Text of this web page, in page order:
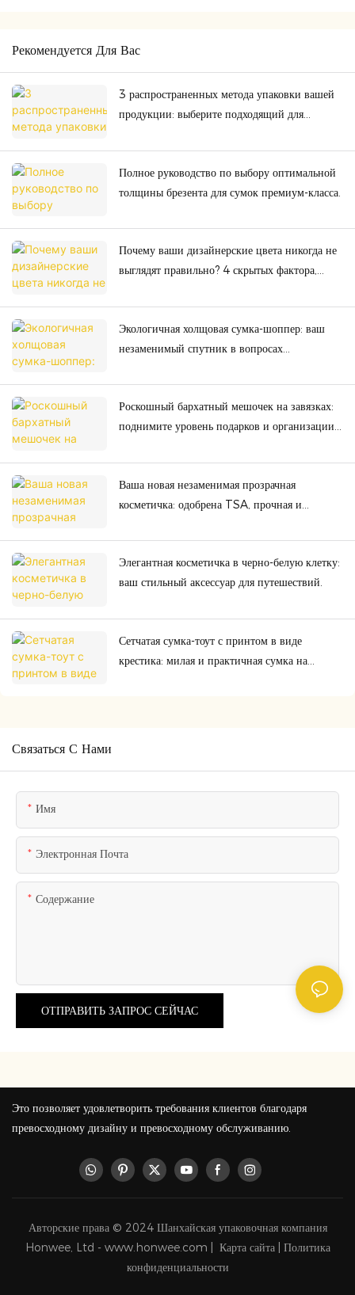
Рекомендуется Для Вас
3 распространенных метода упаковки вашей
продукции: выберите подходящий для
Полное руководство по выбору оптимальной
толщины брезента для сумок премиум-класса.
Почему ваши дизайнерские цвета никогда не
выглядят правильно? 4 скрытых фактора,
Экологичная холщовая сумка-шоппер: ваш
незаменимый спутник в вопросах
Роскошный бархатный мешочек на завязках:
поднимите уровень подарков и организации
качеству.
Ваша новая незаменимая прозрачная
косметичка: одобрена TSA, прочная и
Элегантная косметичка в черно-белую клетку:
ваш стильный аксессуар для путешествий.
Сетчатая сумка-тоут с принтом в виде
крестика: милая и практичная сумка на
Связаться С Нами
Имя
Электронная Почта
Содержание
ОТПРАВИТЬ ЗАПРОС СЕЙЧАС
Это позволяет удовлетворить требования клиентов благодаря
превосходному дизайну и превосходному обслуживанию.
Авторские права © 2024 Шанхайская упаковочная компания
Honwee, Ltd - www.honwee.com |
Карта сайта
Политика
конфиденциальности